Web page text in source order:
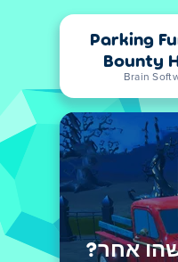
Parking
Bounty
אחר?